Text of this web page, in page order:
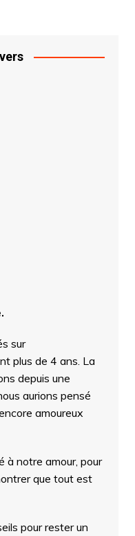
sur
plus de 4 ans. La
depuis une
aurions pensé
amoureux
à notre amour, pour
que tout est
pour rester un